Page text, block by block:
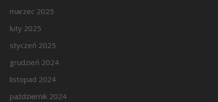
marzec 2025
luty 2025
styczeń 2025
grudzień 2024
listopad 2024
październik 2024